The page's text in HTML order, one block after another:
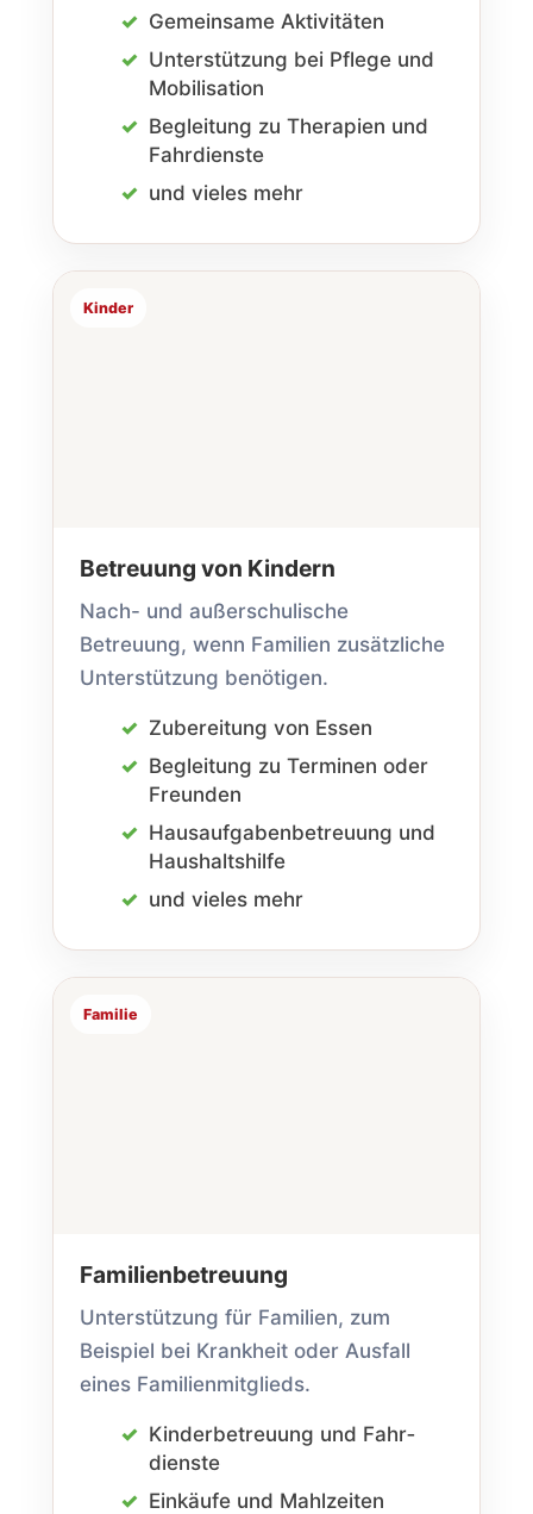
Gemeinsame Aktivitäten
Unterstützung bei Pflege und
Mobilisation
Begleitung zu Therapien und
Fahr­dienste
und vieles mehr
Kinder
Betreuung von Kindern
Nach- und außer­schulische
Betreuung, wenn Familien zusätzliche
Unterstützung benötigen.
Zubereitung von Essen
Begleitung zu Terminen oder
Freunden
Hausaufgaben­betreuung und
Haushalts­hilfe
und vieles mehr
Familie
Familien­betreuung
Unterstützung für Familien, zum
Beispiel bei Krankheit oder Ausfall
eines Familien­mitglieds.
Kinder­betreuung und Fahr­
dienste
Einkäufe und Mahlzeiten